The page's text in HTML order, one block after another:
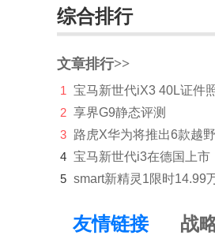
极石
K
凯迪拉克
开瑞
凯翼
L
兰博基尼
综合排行
文章排行>>
1
宝马新世代iX3 40L证件
2 享界G9静态评测
3 路虎X华为将推出6款越
4 宝马新世代i3在德国上市
5 smart新精灵1限时14.99
友情链接 战